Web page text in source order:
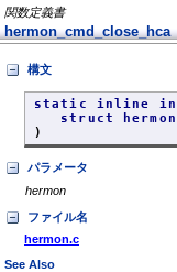
関数定義書
hermon_cmd_close_hca
構文
static inline int
struct
)
パラメータ
hermon
ファイル名
hermon.c
See Also